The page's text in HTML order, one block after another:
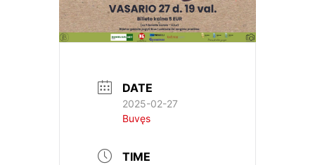
DATE
2025-02-27
Buvęs
TIME